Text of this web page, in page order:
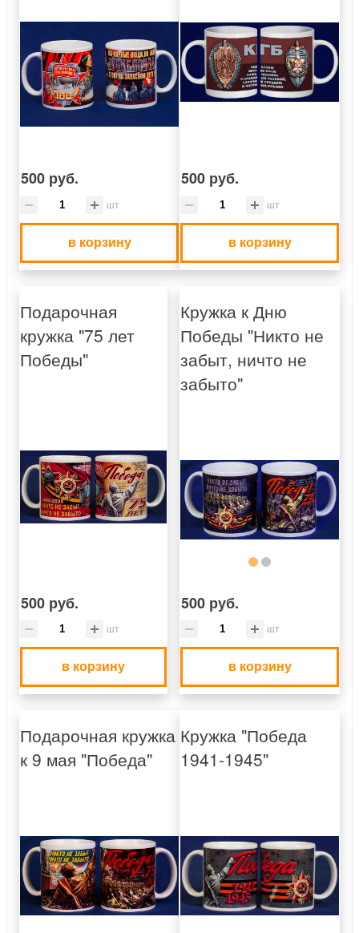
500 руб.
шт
в корзину
500 руб.
шт
в корзину
Подарочная
кружка "75 лет
Победы"
500 руб.
шт
в корзину
Кружка к Дню
Победы "Никто не
забыт, ничто не
забыто"
500 руб.
шт
в корзину
Подарочная кружка
к 9 мая "Победа"
Кружка "Победа
1941-1945"